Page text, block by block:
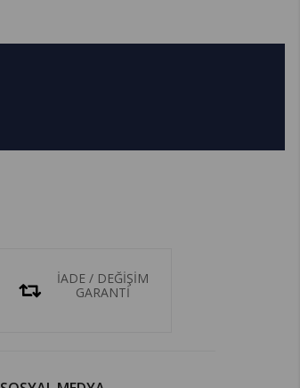
İADE / DEĞİŞİM
GARANTİ